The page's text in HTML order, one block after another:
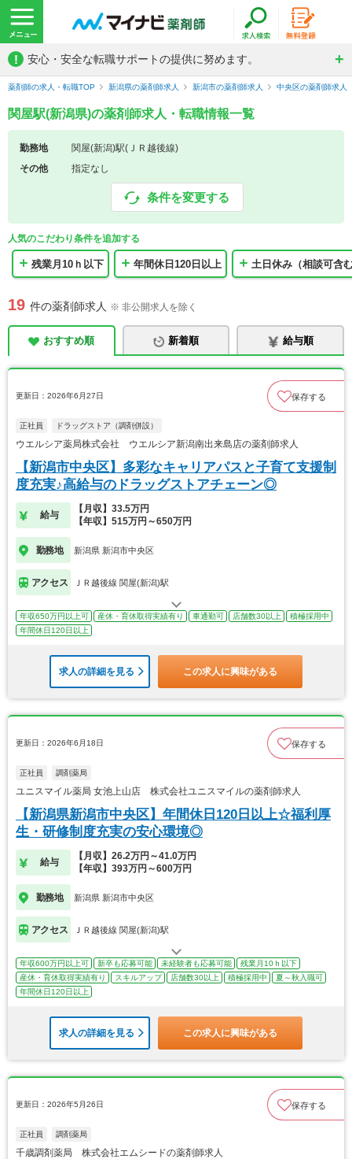
! 安心・安全な転職サポートの提供に努めます。
薬剤師の求人・転職TOP 新潟県の薬剤師求人 新潟市の薬剤師求人 中央区の薬剤師求人
関屋駅(新潟県)の薬剤師求人・転職情報一覧
勤務地
関屋(新潟)駅(ＪＲ越後線)
その他
指定なし
条件を変更する
人気のこだわり条件を追加する
残業月10ｈ以下 年間休日120日以上 土日休み（相談可含
19 件の薬剤師求人 ※ 非公開求人を除く
おすすめ順 新着順 給与順
更新日：2026年6月27日 保存する
正社員 ドラッグストア（調剤併設）
ウエルシア薬局株式会社 ウエルシア新潟南出来島店の薬剤師求人
【新潟市中央区】多彩なキャリアパスと子育て支援制
度充実♪高給与のドラッグストアチェーン◎
給与
【月収】33.5万円
【年収】515万円～650万円
勤務地 新潟県 新潟市中央区
アクセス ＪＲ越後線 関屋(新潟)駅
年収650万円以上可 産休・育休取得実績有り 車通勤可 店舗数30以上
積極採用中
年間休日120日以上
求人の詳細を見る この求人に興味がある
更新日：2026年6月18日 保存する
正社員 調剤薬局
ユニスマイル薬局 女池上山店 株式会社ユニスマイルの薬剤師求人
【新潟県新潟市中央区】年間休日120日以上☆福利厚
生・研修制度充実の安心環境◎
給与
【月収】26.2万円～41.0万円
【年収】393万円～600万円
勤務地 新潟県 新潟市中央区
アクセス ＪＲ越後線 関屋(新潟)駅
年収600万円以上可 新卒も応募可能 未経験者も応募可能
残業月10ｈ以下
産休・育休取得実績有り
スキルアップ 店舗数30以上 積極採用中
夏～秋入職可
年間休日120日以上
求人の詳細を見る この求人に興味がある
更新日：2026年5月26日 保存する
正社員 調剤薬局
千歳調剤薬局 株式会社エムシードの薬剤師求人